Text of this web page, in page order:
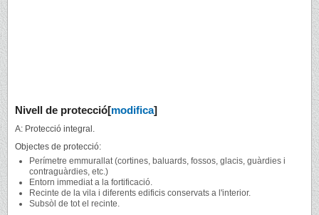
Nivell de protecció[modifica]
A: Protecció integral.
Objectes de protecció:
Perímetre emmurallat (cortines, baluards, fossos, glacis, guàrdies i
contraguàrdies, etc.)
Entorn immediat a la fortificació.
Recinte de la vila i diferents edificis conservats a l'interior.
Subsòl de tot el recinte.